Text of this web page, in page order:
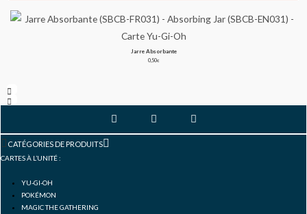
Jarre Absorbante
0,50€
F
a
c
I
n
s
Y
o
u
CATÉGORIES DE PRODUITS
CARTES À L’UNITÉ :
YU-GI-OH
POKÉMON
MAGIC THE GATHERING